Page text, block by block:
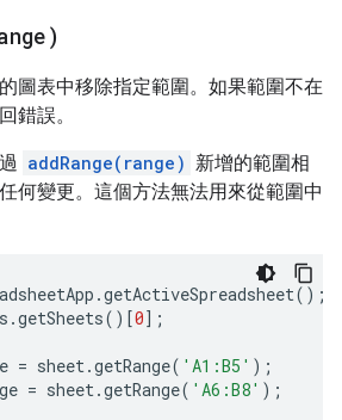
圖表中移除指定範圍。如果範圍不在
錯誤。
addRange(range) 新增的範圍相
何變更。這個方法無法用來從範圍中
.getActiveSpreadsheet();
.getSheets()[0];
= sheet.getRange( 'A1:B5' );
= sheet.getRange( 'A6:B8' );